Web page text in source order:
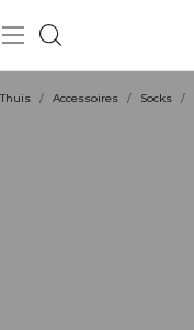
Thuis / Accessoires / Socks /